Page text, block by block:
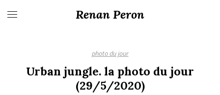
Renan Peron
photo du jour
Urban jungle. la photo du jour
(29/5/2020)